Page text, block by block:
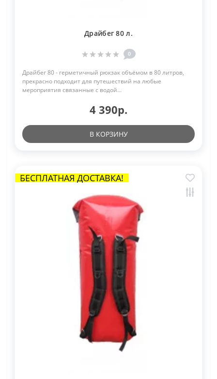
Драйбег 80 л.
0
Драйбег 80 - герметичный рюкзак объёмом в 80 литров,
прекрасно подходит для путешествий на любые
мероприятия связанные с водой...
4 390р.
В КОРЗИНУ
БЕСПЛАТНАЯ ДОСТАВКА!